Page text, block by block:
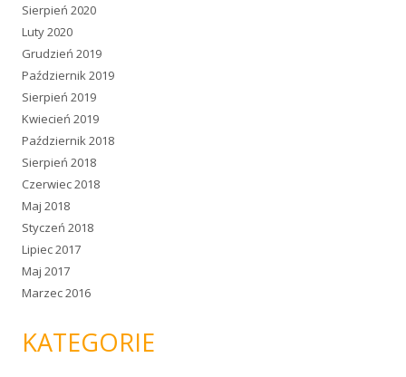
Sierpień 2020
Luty 2020
Grudzień 2019
Październik 2019
Sierpień 2019
Kwiecień 2019
Październik 2018
Sierpień 2018
Czerwiec 2018
Maj 2018
Styczeń 2018
Lipiec 2017
Maj 2017
Marzec 2016
KATEGORIE